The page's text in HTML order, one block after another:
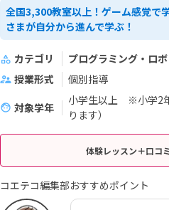
全国3,300教室以上！ゲーム感覚で
さまが自分から進んで学ぶ！
カテゴリ プログラミング・ロ
授業形式
個別指導
対象学年
小学生以上 ※小学2
ります）
体験レッスン＋口コ
コエテコ編集部おすすめポイント